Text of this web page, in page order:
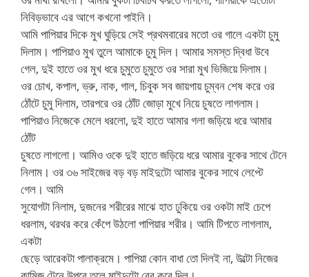
নিবিড়ভাবে এর আগে কখনো পাইনি।
আমি পাপিয়ার দিকে মুখ ঘুড়িয়ে সেই প্রথমবারের মতো ওর গালে একটা চুমু
দিলাম। পাপিয়াও মুখ তুলে আমাকে চুমু দিল। আমার সমস্ত দ্বিধা উবে
গেল, দুই হাতে ওর মুখ ধরে চুমুতে চুমুতে ওর সারা মুখ ভিজিয়ে দিলাম।
ওর চোখ, কপাল, ভ্রু, নাক, গাল, চিবুক সব জায়গায় চুম্বন শেষ করে ওর
ঠোঁটে চুমু দিলাম, তারপরে ওর ঠোঁট জোড়া মুখে নিয়ে চুষতে লাগলাম।
পাপিয়াও নিজেকে মেলে ধরলো, দুই হাতে আমার গলা জড়িয়ে ধরে আমার
ঠোঁট
চুষতে লাগলো। আমিও ওকে দুই হাতে জড়িয়ে ধরে আমার বুকের সাথে টেনে
নিলাম। ওর ৩৬ সাইজের বড় বড় মাইদুটো আমার বুকের সাথে লেপ্টে
গেল। আমি
সুযোগটা নিলাম, দুজনের শরীরের মাঝে হাত ঢুকিয়ে ওর ওকটা মাই চেপে
ধরলাম, থরথর করে কেঁপে উঠলো পাপিয়ার শরীর। আমি টিপতে লাগলাম,
একটা
ছেড়ে আরেকটা পালাক্রমে। পাপিয়া কোন বাধা তো দিলই না, উল্টো নিজের